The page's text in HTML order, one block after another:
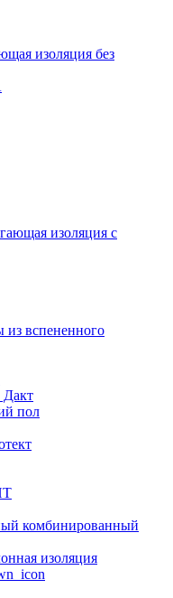
изоляция без
изоляция с
из вспененного
пол
комбинированный
изоляция